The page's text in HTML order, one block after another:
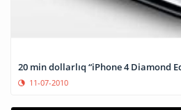
20 min dollarlıq “iPhone 4 Diamond
11-07-2010